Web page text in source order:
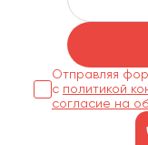
Отправляя
с политикой
согласие на